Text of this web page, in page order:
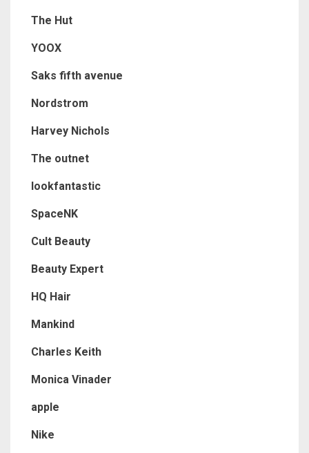
The Hut
YOOX
Saks fifth avenue
Nordstrom
Harvey Nichols
The outnet
lookfantastic
SpaceNK
Cult Beauty
Beauty Expert
HQ Hair
Mankind
Charles Keith
Monica Vinader
apple
Nike